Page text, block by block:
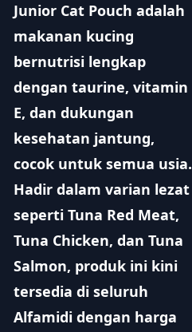
Junior Cat Pouch adalah
makanan kucing
bernutrisi lengkap
dengan taurine, vitamin
E, dan dukungan
kesehatan jantung,
cocok untuk semua usia.
Hadir dalam varian lezat
seperti Tuna Red Meat,
Tuna Chicken, dan Tuna
Salmon, produk ini kini
tersedia di seluruh
Alfamidi dengan harga